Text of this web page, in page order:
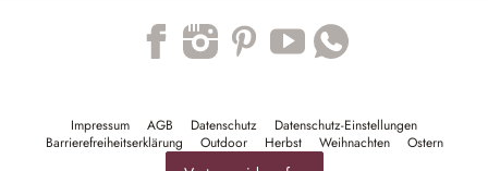
Impressum AGB Datenschutz
Datenschutz-Einstellungen
Barrierefreiheitserklärung
Outdoor Herbst Weihnachten Ostern